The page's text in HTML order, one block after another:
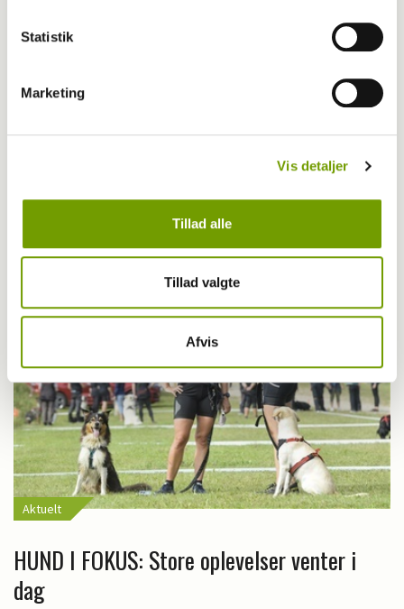
Statistik
Marketing
Vis detaljer
Tillad alle
Tillad valgte
Afvis
Aktuelt
Aktuelt
HUND I FOKUS: Store oplevelser venter i
dag